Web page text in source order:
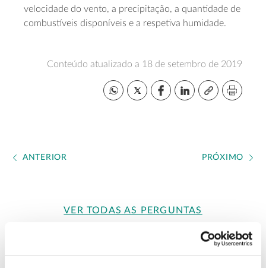
velocidade do vento, a precipitação, a quantidade de
combustíveis disponíveis e a respetiva humidade.
Conteúdo atualizado a 18 de setembro de 2019
ANTERIOR PRÓXIMO
VER TODAS AS PERGUNTAS